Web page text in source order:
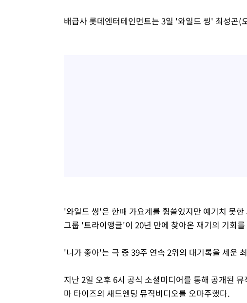
배급사 롯데엔터테인먼트는 3일 '와일드 씽' 최성곤
'와일드 씽'은 한때 가요계를 휩쓸었지만 예기치 못
그룹 '트라이앵글'이 20년 만에 찾아온 재기의 기회
'니가 좋아'는 극 중 39주 연속 2위의 대기록을 세운
지난 2일 오후 6시 공식 소셜미디어를 통해 공개된
마 타이즈의 새드엔딩 뮤직비디오를 오마주했다.